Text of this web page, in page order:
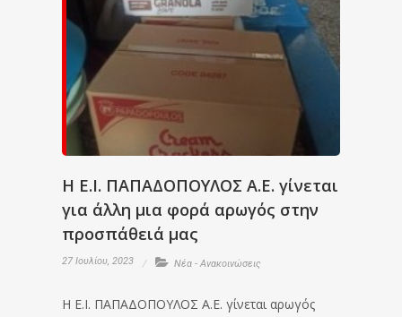
Η Ε.Ι. ΠΑΠΑΔΟΠΟΥΛΟΣ Α.Ε. γίνεται
για άλλη μια φορά αρωγός στην
προσπάθειά μας
27 Ιουλίου, 2023 Νέα - Ανακοινώσεις
Η Ε.Ι. ΠΑΠΑΔΟΠΟΥΛΟΣ Α.Ε. γίνεται αρωγός